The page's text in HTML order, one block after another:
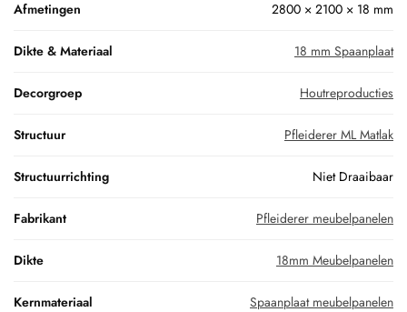
Afmetingen 2800 × 2100 × 18 mm
Dikte & Materiaal 18 mm Spaanplaat
Decorgroep Houtreproducties
Structuur Pfleiderer ML Matlak
Structuurrichting Niet Draaibaar
Fabrikant Pfleiderer meubelpanelen
Dikte 18mm Meubelpanelen
Kernmateriaal Spaanplaat meubelpanelen